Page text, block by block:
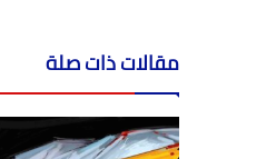
مقالات ذات صلة